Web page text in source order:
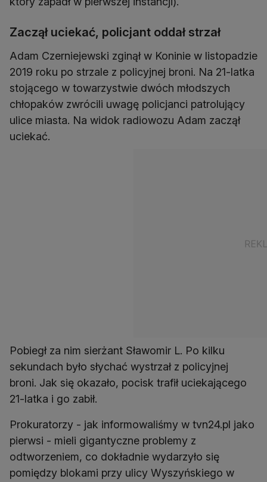
Zaczął uciekać, policjant oddał strzał
Adam Czerniejewski zginął w Koninie w listopadzie
2019 roku po strzale z policyjnej broni. Na 21-latka
stojącego w towarzystwie dwóch młodszych
chłopaków zwrócili uwagę policjanci patrolujący
ulice miasta. Na widok radiowozu Adam zaczął
uciekać.
Pobiegł za nim sierżant Sławomir L. Po kilku
sekundach było słychać wystrzał z policyjnej
broni. Jak się okazało, pocisk trafił uciekającego
21-latka i go zabił.
Prokuratorzy - jak informowaliśmy w tvn24.pl jako
pierwsi - mieli gigantyczne problemy z
odtworzeniem, co dokładnie wydarzyło się
pomiędzy blokami przy ulicy Wyszyńskiego w